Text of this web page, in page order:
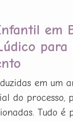
em
em um
do processo,
Tudo é